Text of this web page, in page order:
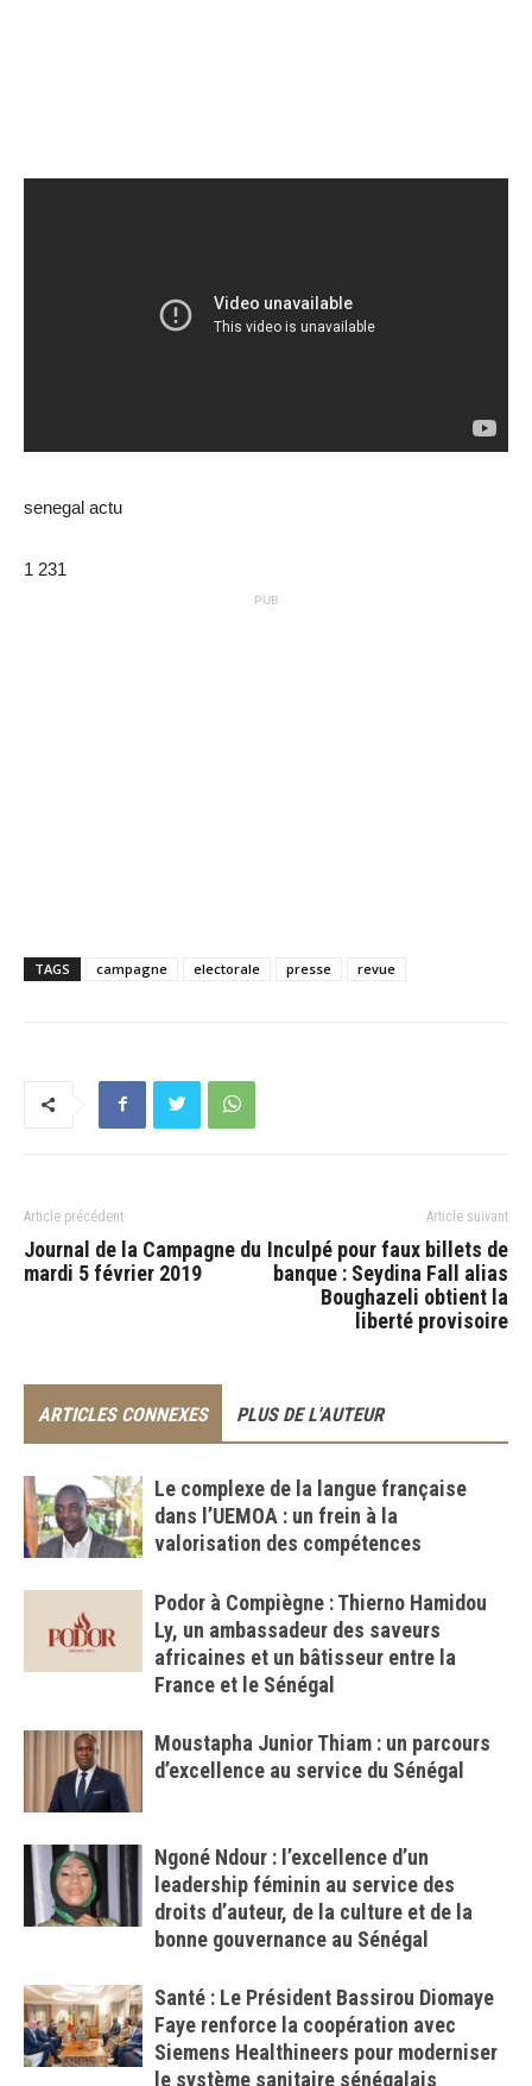
senegal actu
1 231
PUB
TAGS campagne electorale presse revue
Article précédent
Journal de la Campagne du
mardi 5 février 2019
Article suivant
Inculpé pour faux billets de
banque : Seydina Fall alias
Boughazeli obtient la
liberté provisoire
ARTICLES CONNEXES PLUS DE L'AUTEUR
Le complexe de la langue française
dans l’UEMOA : un frein à la
valorisation des compétences
Podor à Compiègne : Thierno Hamidou
Ly, un ambassadeur des saveurs
africaines et un bâtisseur entre la
France et le Sénégal
Moustapha Junior Thiam : un parcours
d’excellence au service du Sénégal
Ngoné Ndour : l’excellence d’un
leadership féminin au service des
droits d’auteur, de la culture et de la
bonne gouvernance au Sénégal
Santé : Le Président Bassirou Diomaye
Faye renforce la coopération avec
Siemens Healthineers pour moderniser
le système sanitaire sénégalais